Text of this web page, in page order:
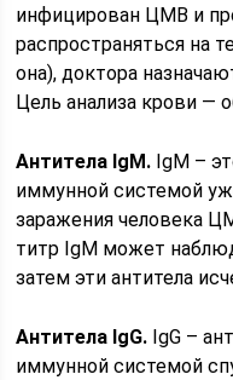
инфицирован ЦМВ и
распространяться на
она), доктора
Цель анализа крови —
Антитела IgM. IgM –
иммунной системой
заражения человека
титр IgM может
затем эти антитела
Антитела IgG. IgG –
иммунной системой